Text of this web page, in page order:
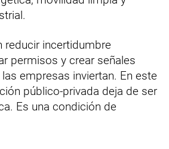
reducir incertidumbre
permisos y crear señales
empresas inviertan. En este
público-privada deja de ser
Es una condición de